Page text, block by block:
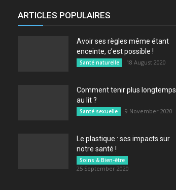
endroit
ARTICLES POPULAIRES
Avoir ses règles même étant
enceinte, c’est possible !
Santé naturelle 18 August 2020
Comment tenir plus longtemps
au lit ?
Santé sexuelle 9 November 2020
Le plastique : ses impacts sur
notre santé !
Soins & Bien-être
25 September 2020